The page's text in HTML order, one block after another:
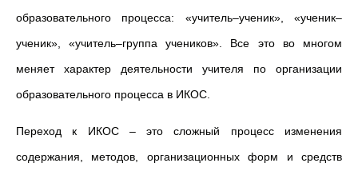
образовательного процесса: «учитель–ученик», «ученик–
ученик», «учитель–группа учеников». Все это во многом
меняет характер деятельности учителя по организации
образовательного процесса в ИКОС.
Переход к ИКОС – это сложный процесс изменения
содержания, методов, организационных форм и средств